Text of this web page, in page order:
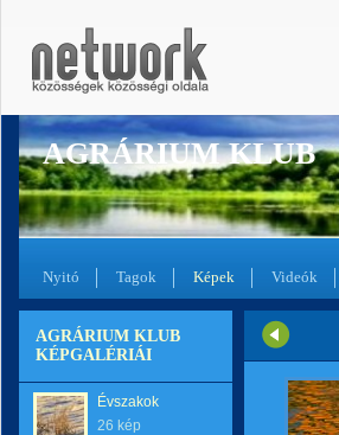
AGRÁRIUM KLUB
Nyitó Tagok Képek Videók
AGRÁRIUM KLUB
KÉPGALÉRIÁI
Évszakok
26 kép